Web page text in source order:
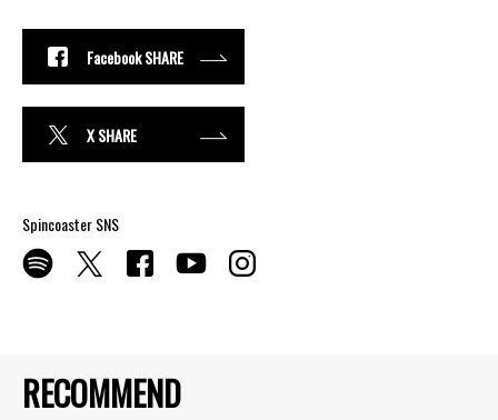
RECOMMEND
Facebook SHARE
X SHARE
Spincoaster SNS